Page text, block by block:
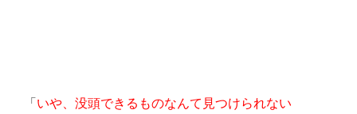
「 いや、没頭できるものなんて見つけられない